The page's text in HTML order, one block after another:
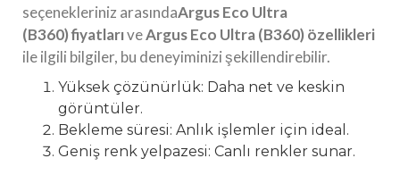
seçenekleriniz arasındaArgus Eco Ultra
(B360)fiyatlarıveArgus Eco Ultra (B360) özellikleri
ile ilgili bilgiler, bu deneyiminizi şekillendirebilir.
Yüksek çözünürlük: Daha net ve keskin
görüntüler.
Bekleme süresi: Anlık işlemler için ideal.
Geniş renk yelpazesi: Canlı renkler sunar.